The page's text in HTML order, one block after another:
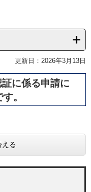
更新日：2026年3月13日
に係る申請に
。
る